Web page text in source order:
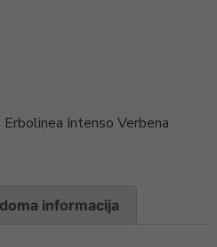
Intenso Verbena
informacija